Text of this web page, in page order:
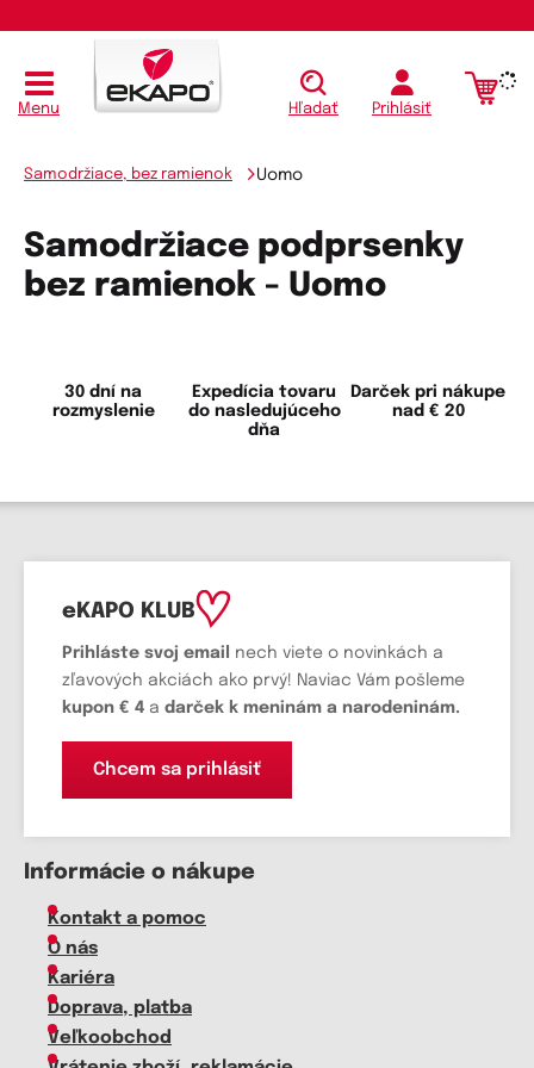
Menu Hľadať Prihlásiť
Samodržiace, bez ramienok Uomo
Samodržiace podprsenky
bez ramienok - Uomo
30 dní na
rozmyslenie
Expedícia tovaru
do nasledujúceho
dňa
Darček pri nákupe
nad € 20
eKAPO KLUB
Prihláste svoj email
nech viete o novinkách a
zľavových akciách ako prvý! Naviac Vám pošleme
kupon € 4 a darček k meninám a narodeninám.
Chcem sa prihlásiť
Informácie o nákupe
Kontakt a pomoc
O nás
Kariéra
Doprava, platba
Veľkoobchod